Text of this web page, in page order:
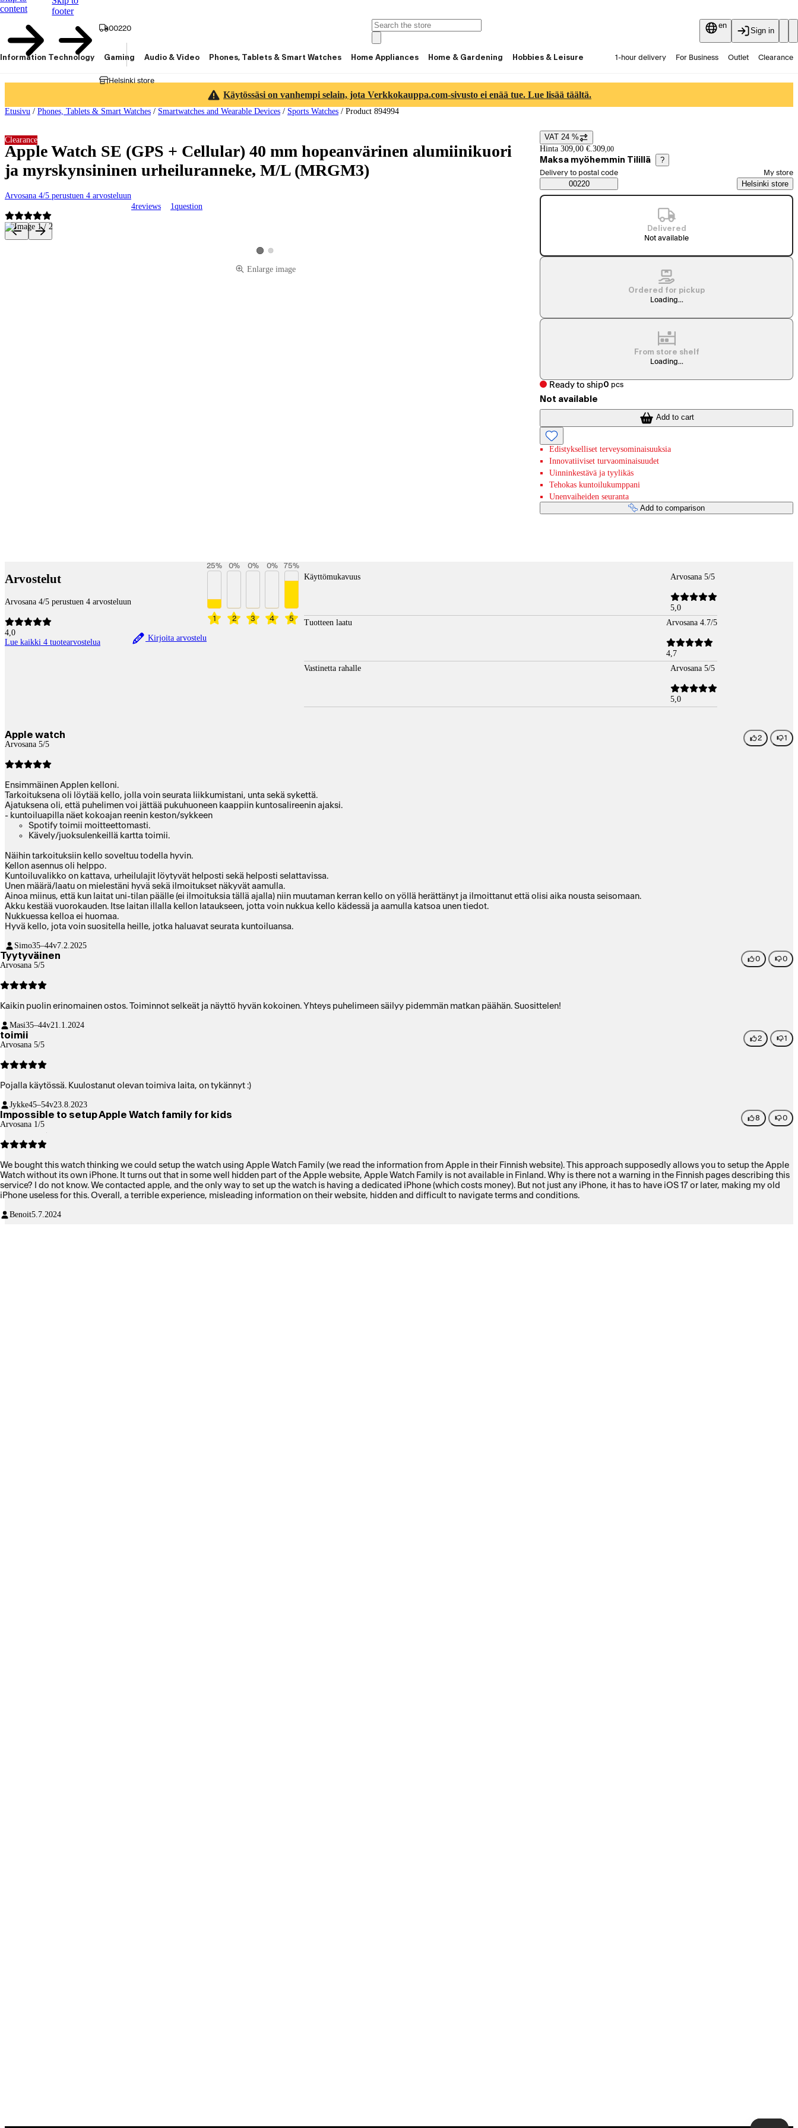
content
footer
00220
Helsinki store
en
Sign in
Information Technology Gaming Audio & Video Phones, Tablets & Smart Watches Home Appliances Home & Gardening Hobbies & Leisure 1-hour delivery For Business Outlet Clearance
Käytössäsi on vanhempi selain, jota Verkkokauppa.com-sivusto ei enää tue. Lue lisää täältä.
Etusivu / Phones, Tablets & Smart Watches / Smartwatches and Wearable Devices / Sports Watches / Product 894994
Apple Watch SE (GPS + Cellular) 40 mm hopeanvärinen alumiinikuori
ja myrskynsininen urheiluranneke, M/L (MRGM3)
Arvosana 4/5 perustuen 4 arvosteluun
4reviews 1question
Clearance
Product images and videos
View product image 1
View product image 2
Enlarge image
Price details
VAT 24 %
Hinta 309,00 €.309,00
Maksa myöhemmin Tilillä ?
Saatavuustiedot
Select order method
Delivery to postal code
00220
My store
Helsinki store
Delivered
Not available
Ordered for pickup
Loading...
From store shelf
Loading...
Ready to ship0 pcs
Not available
Add to cart
Edistykselliset terveysominaisuuksia
Innovatiiviset turvaominaisuudet
Uinninkestävä ja tyylikäs
Tehokas kuntoilukumppani
Unenvaiheiden seuranta
Add to comparison
Arvostelut
Arvosana 4/5 perustuen 4 arvosteluun
4,0
Lue kaikki 4 tuotearvostelua
Kirjoita arvostelu
1
25%
2
0%
3
0%
4
0%
5
75%
Käyttömukavuus Arvosana 5/5
5,0
Tuotteen laatu
Arvosana 4.7/5
4,7
Vastinetta rahalle
Arvosana 5/5
5,0
Apple watch
Arvosana 5/5
2 1
Ensimmäinen Applen kelloni.
Tarkoituksena oli löytää kello, jolla voin seurata liikkumistani, unta sekä sykettä.
Ajatuksena oli, että puhelimen voi jättää pukuhuoneen kaappiin kuntosalireenin ajaksi.
- kuntoiluapilla näet kokoajan reenin keston/sykkeen
Spotify toimii moitteettomasti.
Kävely/juoksulenkeillä kartta toimii.
Näihin tarkoituksiin kello soveltuu todella hyvin.
Kellon asennus oli helppo.
Kuntoiluvalikko on kattava, urheilulajit löytyvät helposti sekä helposti selattavissa.
Unen määrä/laatu on mielestäni hyvä sekä ilmoitukset näkyvät aamulla.
Ainoa miinus, että kun laitat uni-tilan päälle (ei ilmoituksia tällä ajalla) niin muutaman kerran kello on yöllä herättänyt ja ilmoittanut että olisi aika nousta seisomaan.
Akku kestää vuorokauden. Itse laitan illalla kellon lataukseen, jotta voin nukkua kello kädessä ja aamulla katsoa unen tiedot.
Nukkuessa kelloa ei huomaa.
Hyvä kello, jota voin suositella heille, jotka haluavat seurata kuntoiluansa.
Simo35–44v7.2.2025
Tyytyväinen
Arvosana 5/5
0 0
Kaikin puolin erinomainen ostos. Toiminnot selkeät ja näyttö hyvän kokoinen. Yhteys puhelimeen säilyy pidemmän matkan päähän. Suosittelen!
Masi35–44v21.1.2024
toimii
Arvosana 5/5
2 1
Pojalla käytössä. Kuulostanut olevan toimiva laita, on tykännyt :)
Jykke45–54v23.8.2023
Impossible to setup Apple Watch family for kids
Arvosana 1/5
8 0
We bought this watch thinking we could setup the watch using Apple Watch Family (we read the information from Apple in their Finnish website). This approach supposedly allows you to setup the Apple
Watch without its own iPhone. It turns out that in some well hidden part of the Apple website, Apple Watch Family is not available in Finland. Why is there not a warning in the Finnish pages describing this
service? I do not know. We contacted apple, and the only way to set up the watch is having a dedicated iPhone (which costs money). But not just any iPhone, it has to have iOS 17 or later, making my old
iPhone useless for this. Overall, a terrible experience, misleading information on their website, hidden and difficult to navigate terms and conditions.
Benoit5.7.2024